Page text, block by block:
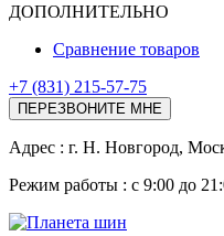
ДОПОЛНИТЕЛЬНО
Сравнение товаров
+7 (831) 215-57-75
ПЕРЕЗВОНИТЕ МНЕ
Адреc : г. Н. Новгород,
Режим работы : с 9:00 до